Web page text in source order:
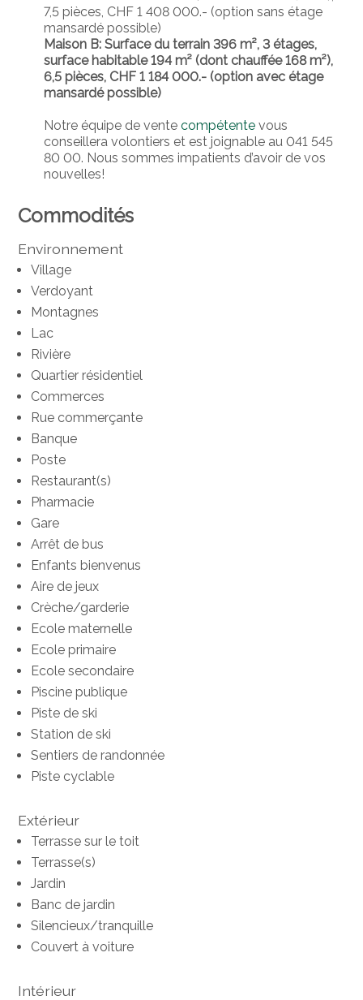
7,5 pièces, CHF 1 408 000.- (option sans étage
mansardé possible)
Maison B: Surface du terrain 396 m², 3 étages,
surface habitable 194 m² (dont chauffée 168 m²),
6,5 pièces, CHF 1 184 000.- (option avec étage
mansardé possible)
Notre équipe de ventecompétente vous
conseillera volontiers et est joignable au 041 545
80 00. Nous sommes impatients d’avoir de vos
nouvelles!
Commodités
Environnement
Village
Verdoyant
Montagnes
Lac
Rivière
Quartier résidentiel
Commerces
Rue commerçante
Banque
Poste
Restaurant(s)
Pharmacie
Gare
Arrêt de bus
Enfants bienvenus
Aire de jeux
Crèche/garderie
Ecole maternelle
Ecole primaire
Ecole secondaire
Piscine publique
Piste de ski
Station de ski
Sentiers de randonnée
Piste cyclable
Extérieur
Terrasse sur le toit
Terrasse(s)
Jardin
Banc de jardin
Silencieux/tranquille
Couvert à voiture
Intérieur